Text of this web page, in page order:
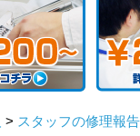
> スタッフの修理報告